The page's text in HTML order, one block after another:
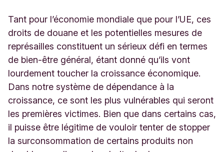
Tant pour l’économie mondiale que pour l’UE, ces
droits de douane et les potentielles mesures de
représailles constituent un sérieux défi en termes
de bien-être général, étant donné qu’ils vont
lourdement toucher la croissance économique.
Dans notre système de dépendance à la
croissance, ce sont les plus vulnérables qui seront
les premières victimes. Bien que dans certains cas,
il puisse être légitime de vouloir tenter de stopper
la surconsommation de certains produits non